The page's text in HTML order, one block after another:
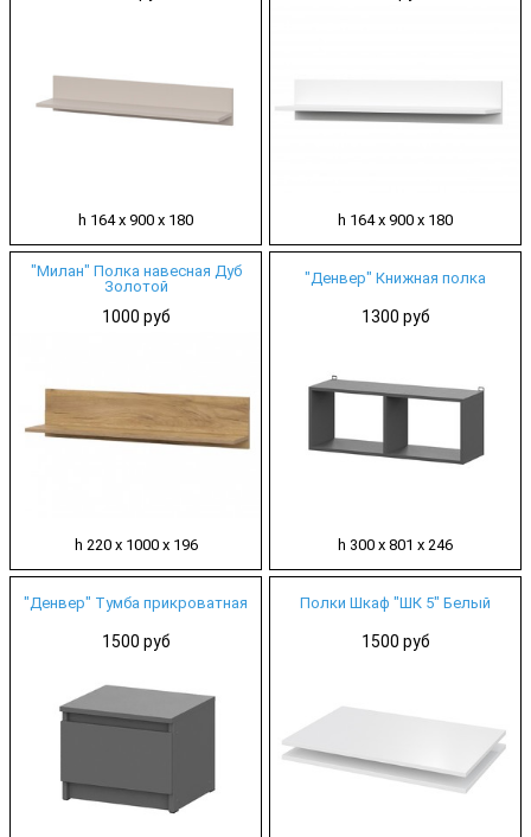
h 164 х 900 х 180 h 164 х 900 х 180
"Милан" Полка навесная Дуб
Золотой
1000 руб
h 220 х 1000 х 196
"Денвер" Книжная полка
1300 руб
h 300 х 801 х 246
"Денвер" Тумба прикроватная
1500 руб
Полки Шкаф "ШК 5" Белый
1500 руб